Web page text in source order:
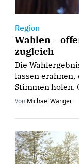
Region
Wahlen –
zugleich
Die
lassen erahnen,
Stimmen holen.
Von Michael Wanger